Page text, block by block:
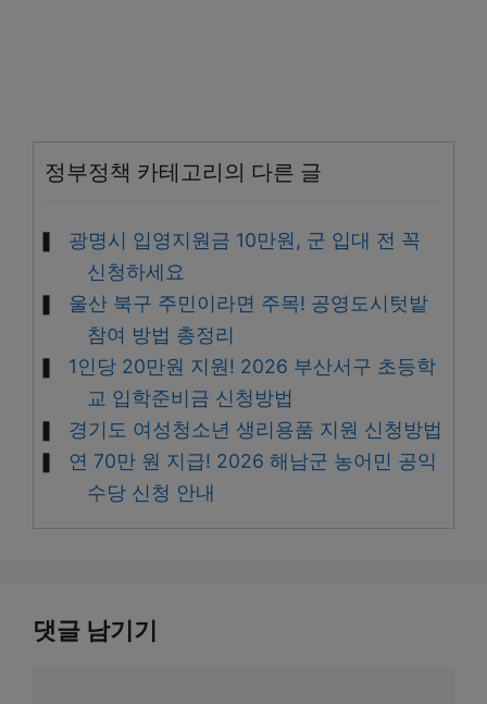
정부정책 카테고리의 다른 글
광명시 입영지원금 10만원, 군 입대 전 꼭
신청하세요
울산 북구 주민이라면 주목! 공영도시텃밭
참여 방법 총정리
1인당 20만원 지원! 2026 부산서구 초등학
교 입학준비금 신청방법
경기도 여성청소년 생리용품 지원 신청방법
연 70만 원 지급! 2026 해남군 농어민 공익
수당 신청 안내
댓글 남기기